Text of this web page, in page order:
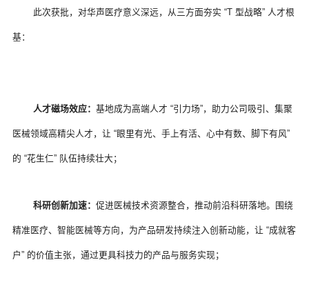
基：
人才磁场效应： 基地成为高端人才 “引力场”，助力公司吸引、集聚
医械领域高精尖人才，让 “眼里有光、手上有活、心中有数、脚下有风”
的 “花生仁” 队伍持续壮大；
科研创新加速： 促进医械技术资源整合，推动前沿科研落地。围绕
精准医疗、智能医械等方向，为产品研发持续注入创新动能，让 “成就客
户” 的价值主张，通过更具科技力的产品与服务实现；